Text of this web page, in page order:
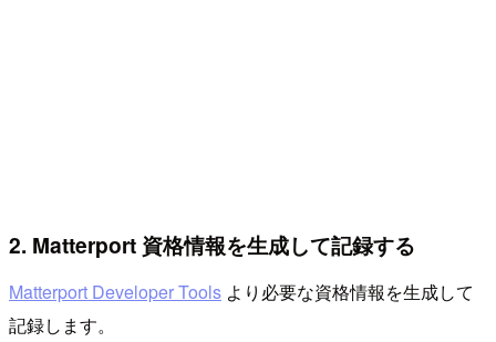
2. Matterport 資格情報を生成して記録する
Matterport Developer Tools より必要な資格情報を生成して
記録します。